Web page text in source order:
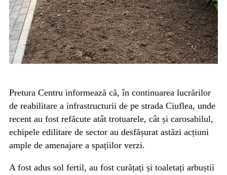
Pretura Centru informează că, în continuarea lucrărilor
de reabilitare a infrastructurii de pe strada Ciuflea, unde
recent au fost refăcute atât trotuarele, cât și carosabilul,
echipele edilitare de sector au desfășurat astăzi acțiuni
ample de amenajare a spațiilor verzi.
A fost adus sol fertil, au fost curățați și toaletați arbuștii